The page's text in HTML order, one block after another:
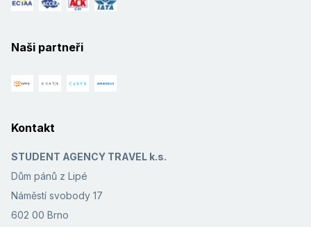
Naši partneři
Kontakt
STUDENT AGENCY TRAVEL k.s.
Dům pánů z Lipé
Náměstí svobody 17
602 00 Brno